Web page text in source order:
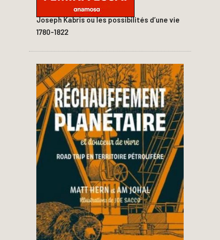
Joseph Kabris ou les possibilités d’une vie
1780-1822